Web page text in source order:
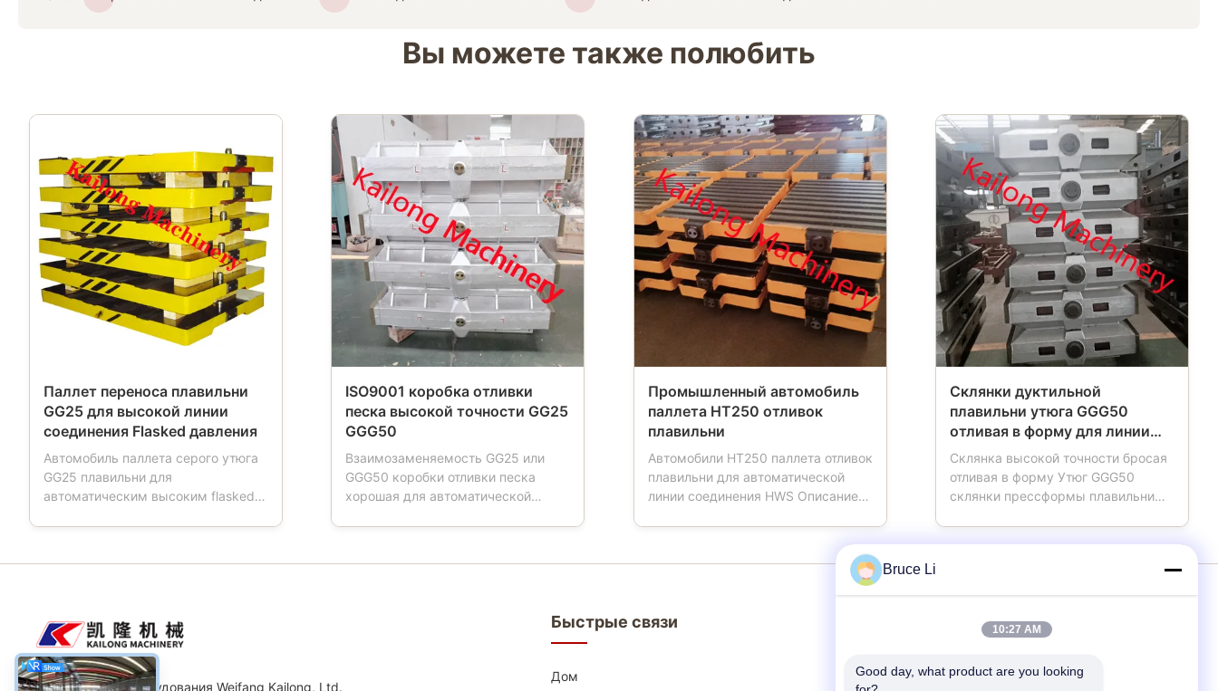
Вы можете также полюбить
Паллет переноса плавильни
GG25 для высокой линии
соединения Flasked давления
Автомобиль паллета серого утюга
GG25 плавильни для
автоматическим высоким flasked
колеса, который управляет
транспортом коробк...
ISO9001 коробка отливки
песка высокой точности GG25
GGG50
Взаимозаменяемость GG25 или
GGG50 коробки отливки песка
хорошая для автоматической
Промышленный автомобиль
паллета HT250 отливок
плавильни
Автомобили HT250 паллета отливок
плавильни для автоматической
линии соединения HWS Описание
плавильнях. Когда работы отливая
коробки прессформы, автомобиль
Склянки дуктильной
плавильни утюга GGG50
отливая в форму для линии
соединения HWS
автоматической
Склянка высокой точности бросая
отливая в форму Утюг GGG50
склянки прессформы плавильни
отливая в форму склянку, склянку
инструменты для плавилен
CO. машинного оборудования Weifang Kailong, Ltd.
Быстрые связи
Дом Линия соединения
Bruce Li
10:27 AM
Good day, what product are you looking